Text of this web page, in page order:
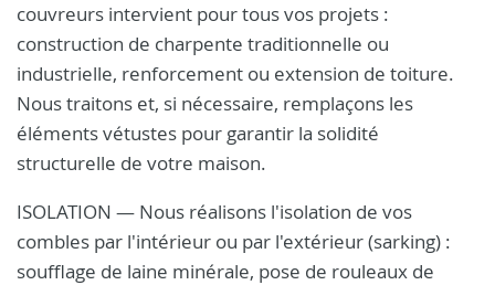
couvreurs intervient pour tous vos projets :
construction de charpente traditionnelle ou
industrielle, renforcement ou extension de toiture.
Nous traitons et, si nécessaire, remplaçons les
éléments vétustes pour garantir la solidité
structurelle de votre maison.
ISOLATION — Nous réalisons l'isolation de vos
combles par l'intérieur ou par l'extérieur (sarking) :
soufflage de laine minérale, pose de rouleaux de